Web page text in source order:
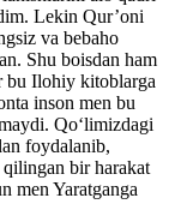
Lekin Qur’oni
va bebaho
Shu boisdan ham
bu Ilohiy kitoblarga
inson men bu
Qo‘limizdagi
foydalanib,
bir harakat
men Yaratganga